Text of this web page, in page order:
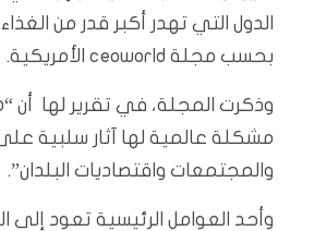
بحسب مجلة ceoworld الأمريكية.
وذكرت المجلة، في تقرير لها أن
مشكلة عالمية لها آثار سلبية على
والمجتمعات واقتصاديات البلدان”.
وأحد العوامل الرئيسية تعود إلى